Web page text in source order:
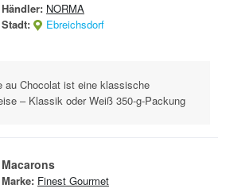
Händler: NORMA
Stadt:
Ebreichsdorf
au Chocolat ist eine klassische
– Klassik oder Weiß 350-g-Packung
Macarons
Marke: Finest Gourmet